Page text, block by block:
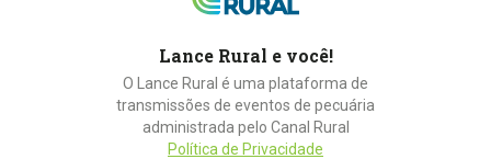
Lance Rural e você!
O Lance Rural é uma plataforma de
transmissões de eventos de pecuária
administrada pelo Canal Rural
Política de Privacidade